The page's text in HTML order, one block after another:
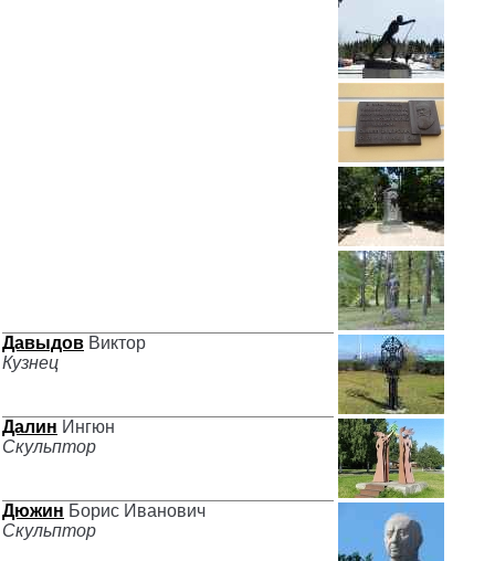
Давыдов Виктор
Кузнец
Далин Ингюн
Скульптор
Дюжин Борис Иванович
Скульптор